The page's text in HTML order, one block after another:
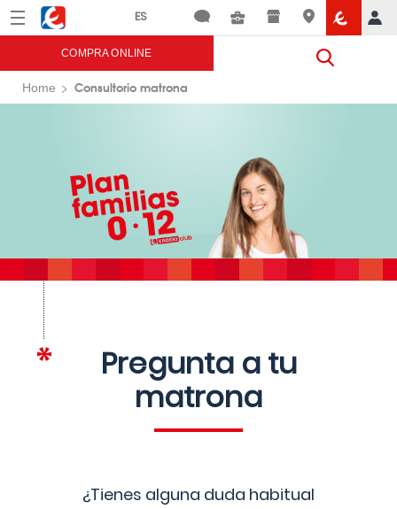
Menú Eroski
COMPRA ONLINE
Home Consultorio matrona
Pregunta a tu
matrona
¿Tienes alguna duda habitual